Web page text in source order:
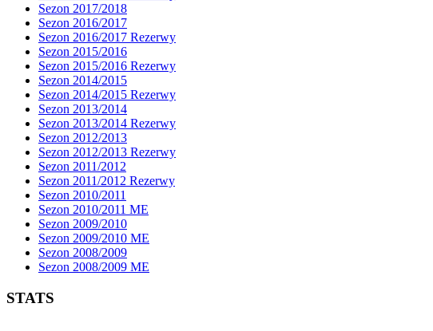
Sezon 2017/2018
Sezon 2016/2017
Sezon 2016/2017 Rezerwy
Sezon 2015/2016
Sezon 2015/2016 Rezerwy
Sezon 2014/2015
Sezon 2014/2015 Rezerwy
Sezon 2013/2014
Sezon 2013/2014 Rezerwy
Sezon 2012/2013
Sezon 2012/2013 Rezerwy
Sezon 2011/2012
Sezon 2011/2012 Rezerwy
Sezon 2010/2011
Sezon 2010/2011 ME
Sezon 2009/2010
Sezon 2009/2010 ME
Sezon 2008/2009
Sezon 2008/2009 ME
STATS